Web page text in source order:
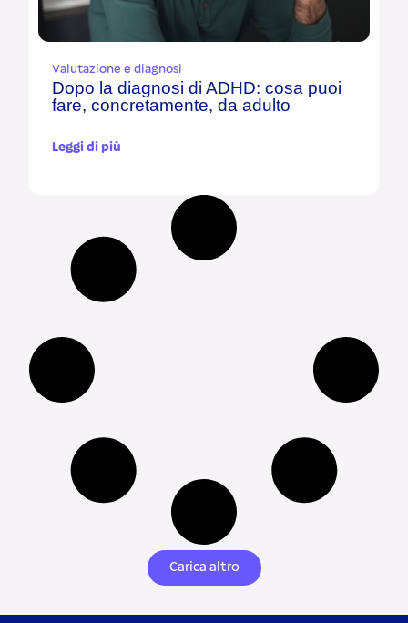
Valutazione e diagnosi
Dopo la diagnosi di ADHD: cosa puoi
fare, concretamente, da adulto
Leggi di più
Carica altro